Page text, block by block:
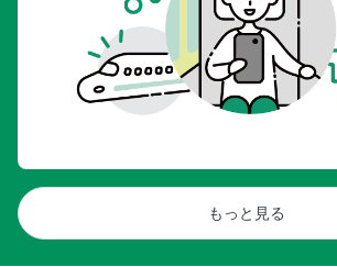
もっと見る